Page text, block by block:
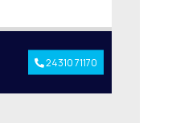
24310 71170